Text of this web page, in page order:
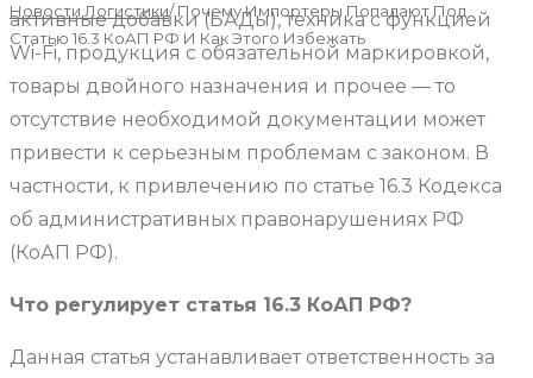
Новости Логистики/Почему Импортеры Попадают Под
Статью 16.3 КоАП РФ И Как Этого Избежать
активные добавки (БАДы), техника с функцией
Wi-Fi, продукция с обязательной маркировкой,
товары двойного назначения и прочее — то
отсутствие необходимой документации может
привести к серьезным проблемам с законом. В
частности, к привлечению по статье 16.3 Кодекса
об административных правонарушениях РФ
(КоАП РФ).
Что регулирует статья 16.3 КоАП РФ?
Данная статья устанавливает ответственность за